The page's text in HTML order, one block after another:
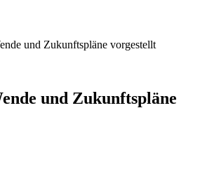
und Zukunftspläne vorgestellt
und Zukunftspläne